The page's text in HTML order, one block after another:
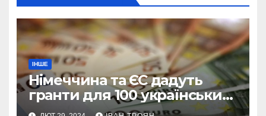
ІНШЕ
Німеччина та ЄС дадуть
гранти для 100 українських
підприємств